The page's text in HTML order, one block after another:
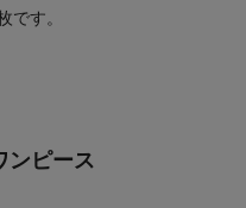
です。
ンピース